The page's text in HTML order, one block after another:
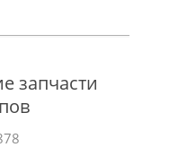
запчасти